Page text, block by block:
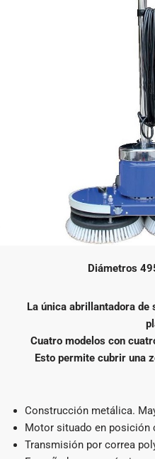
Diámetros
La única abrillantadora de
Cuatro modelos con
Esto permite cubrir una
Construcción metálica.
Motor situado en posición
Transmisión por correa